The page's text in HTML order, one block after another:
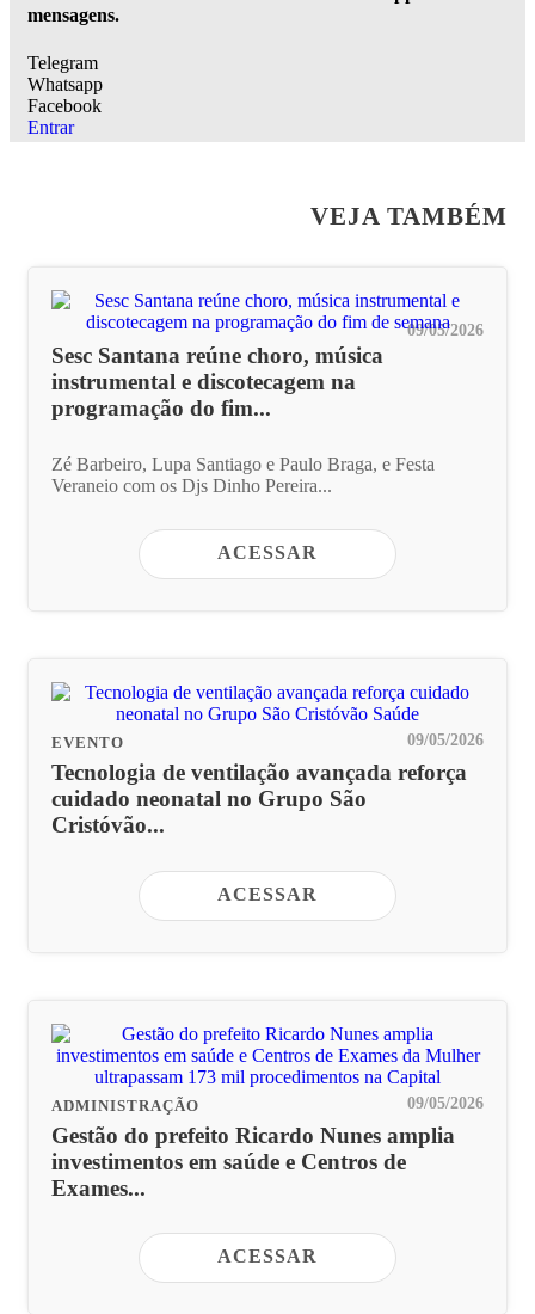
mensagens.
Telegram
Whatsapp
Facebook
Entrar
VEJA TAMBÉM
09/05/2026
Sesc Santana reúne choro, música
instrumental e discotecagem na
programação do fim...
Zé Barbeiro, Lupa Santiago e Paulo Braga, e Festa
Veraneio com os Djs Dinho Pereira...
ACESSAR
EVENTO 09/05/2026
Tecnologia de ventilação avançada reforça
cuidado neonatal no Grupo São
Cristóvão...
ACESSAR
ADMINISTRAÇÃO 09/05/2026
Gestão do prefeito Ricardo Nunes amplia
investimentos em saúde e Centros de
Exames...
ACESSAR